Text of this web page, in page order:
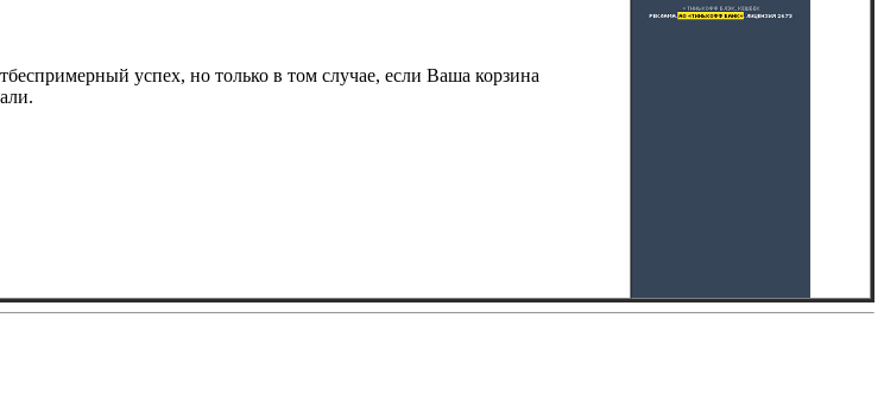
успех, но только в том случае, если Ваша корзина